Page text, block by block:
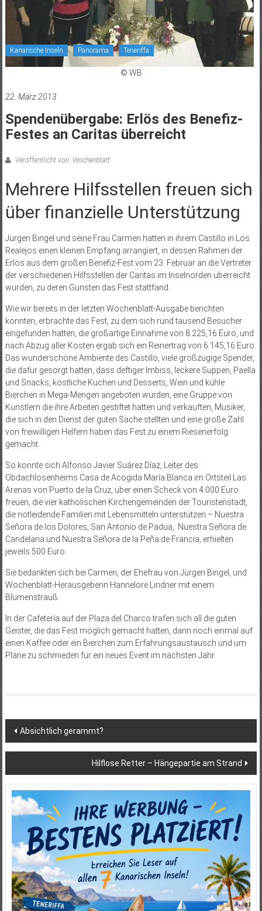
Kanarische Inseln Panorama Teneriffa
© WB
22. März 2013
Spendenübergabe: Erlös des Benefiz-
Festes an Caritas überreicht
Veröffentlicht von: Wochenblatt
Mehrere Hilfsstellen freuen sich
über finanzielle Unterstützung
Jürgen Bingel und seine Frau Carmen hatten in ihrem Castillo in Los
Realejos einen kleinen Empfang arrangiert, in dessen Rahmen der
Erlös aus dem großen Benefiz-Fest vom 23. Februar an die Vertreter
der verschiedenen Hilfsstellen der Caritas im Inselnorden überreicht
wurden, zu deren Gunsten das Fest stattfand.
Wie wir bereits in der letzten Wochenblatt-Ausgabe berichten
konnten, erbrachte das Fest, zu dem sich rund tausend Besucher
eingefunden hatten, die großartige Einnahme von 8.225,16 Euro, und
nach Abzug aller Kosten ergab sich ein Reinertrag von 6.145,16 Euro.
Das wunderschöne Ambiente des Castillo, viele großzügige Spender,
die dafür gesorgt hatten, dass deftiger Imbiss, leckere Suppen, Paella
und Snacks, köstliche Kuchen und Desserts, Wein und kühle
Bierchen in Mega-Mengen angeboten wurden, eine Gruppe von
Künstlern die ihre Arbeiten gestiftet hatten und verkauften, Musiker,
die sich in den Dienst der guten Sache stellten und eine große Zahl
von freiwilligen Helfern haben das Fest zu einem Riesenerfolg
gemacht.
So konnte sich Alfonso Javier Suárez Díaz, Leiter des
Obdachlosenheims Casa de Acogida María Blanca im Ortsteil Las
Arenas von Puerto de la Cruz, über einen Scheck von 4.000 Euro
freuen, die vier katholischen Kirchengemeinden der Touristenstadt,
die notleidende Familien mit Lebensmitteln unterstützen – Nuestra
Señora de los Dolores, San Antonio de Padua, Nuestra Señora de
Candelaria und Nuestra Señora de la Peña de Francia, erhielten
jeweils 500 Euro.
Sie bedankten sich bei Carmen, der Ehefrau von Jürgen Bingel, und
Wochenblatt-Herausgeberin Hannelore Lindner mit einem
Blumenstrauß.
In der Cafetería auf der Plaza del Charco trafen sich all die guten
Geister, die das Fest möglich gemacht hatten, dann noch einmal auf
einen Kaffee oder ein Bierchen zum Erfahrungsaustausch und um
Pläne zu schmieden für ein neues Event im nächsten Jahr.
Beitragsnavigation
Absichtlich gerammt?
Hilflose Retter – Hängepartie am Strand